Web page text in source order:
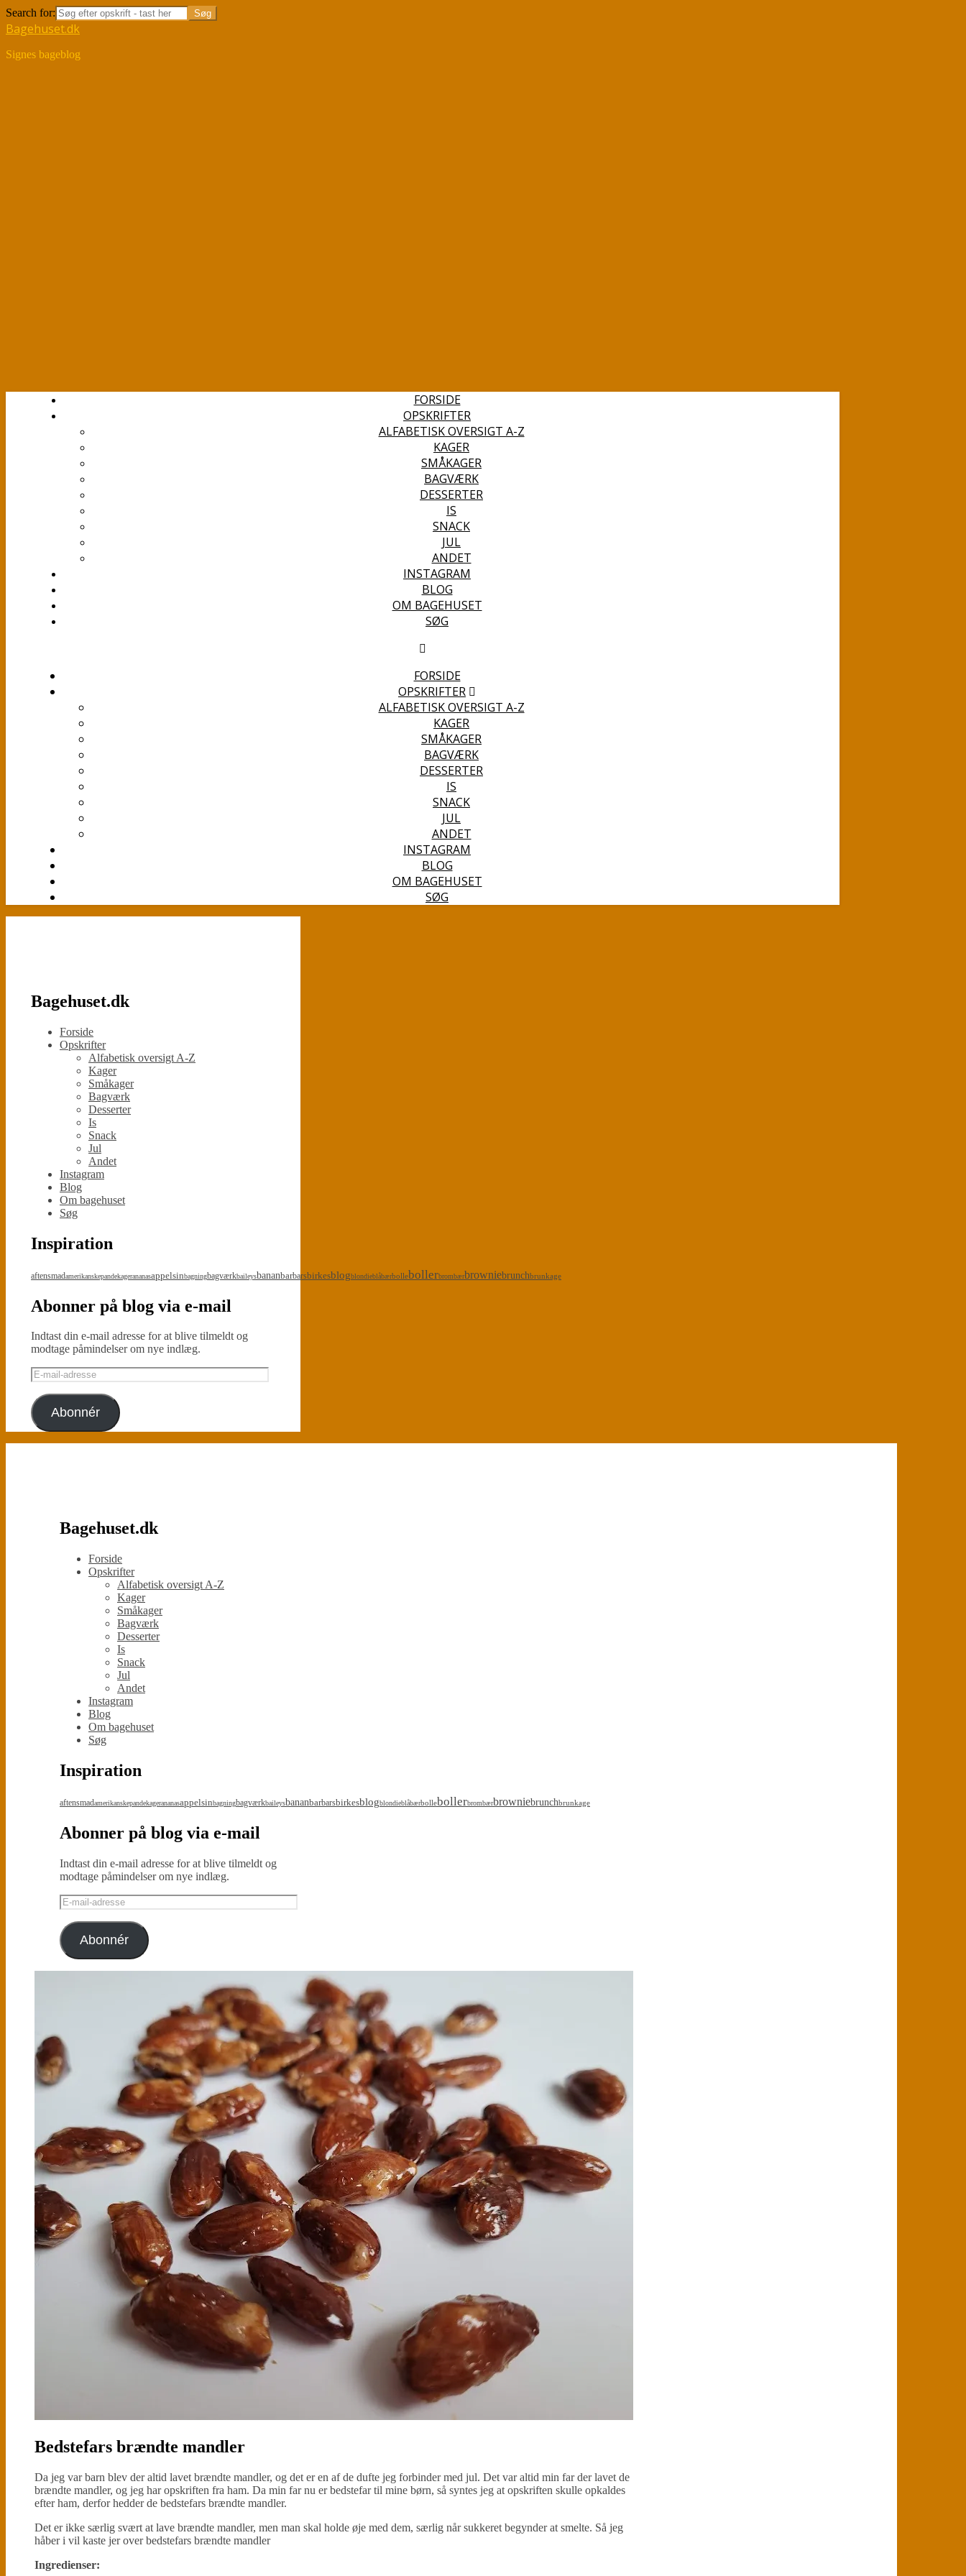
Search for:
Bagehuset.dk
Signes bageblog
FORSIDE
OPSKRIFTER
ALFABETISK OVERSIGT A-Z
KAGER
SMÅKAGER
BAGVÆRK
DESSERTER
IS
SNACK
JUL
ANDET
INSTAGRAM
BLOG
OM BAGEHUSET
SØG
FORSIDE
OPSKRIFTER
ALFABETISK OVERSIGT A-Z
KAGER
SMÅKAGER
BAGVÆRK
DESSERTER
IS
SNACK
JUL
ANDET
INSTAGRAM
BLOG
OM BAGEHUSET
SØG
Bagehuset.dk
Forside
Opskrifter
Alfabetisk oversigt A-Z
Kager
Småkager
Bagværk
Desserter
Is
Snack
Jul
Andet
Instagram
Blog
Om bagehuset
Søg
Inspiration
aftensmadamerikanskepandekagerananasappelsinbagningbagværkbaileysbananbarbarsbirkesblogblondieblåbærbollebollerbrombærbrowniebrunchbrunkage
Abonner på blog via e-mail
Indtast din e-mail adresse for at blive tilmeldt og
modtage påmindelser om nye indlæg.
E-
mail-
adresse
Abonnér
Bagehuset.dk
Forside
Opskrifter
Alfabetisk oversigt A-Z
Kager
Småkager
Bagværk
Desserter
Is
Snack
Jul
Andet
Instagram
Blog
Om bagehuset
Søg
Inspiration
aftensmadamerikanskepandekagerananasappelsinbagningbagværkbaileysbananbarbarsbirkesblogblondieblåbærbollebollerbrombærbrowniebrunchbrunkage
Abonner på blog via e-mail
Indtast din e-mail adresse for at blive tilmeldt og
modtage påmindelser om nye indlæg.
E-
mail-
adresse
Abonnér
Bedstefars brændte mandler
Da jeg var barn blev der altid lavet brændte mandler, og det er en af de dufte jeg forbinder med jul. Det var altid min far der lavet de
brændte mandler, og jeg har opskriften fra ham. Da min far nu er bedstefar til mine børn, så syntes jeg at opskriften skulle opkaldes
efter ham, derfor hedder de bedstefars brændte mandler.
Det er ikke særlig svært at lave brændte mandler, men man skal holde øje med dem, særlig når sukkeret begynder at smelte. Så jeg
håber i vil kaste jer over bedstefars brændte mandler
Ingredienser: